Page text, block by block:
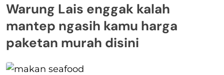
Warung Lais enggak kalah
mantep ngasih kamu harga
paketan murah disini